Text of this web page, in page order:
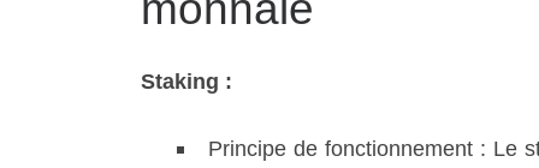
Staking :
Principe de fonctionnement : Le